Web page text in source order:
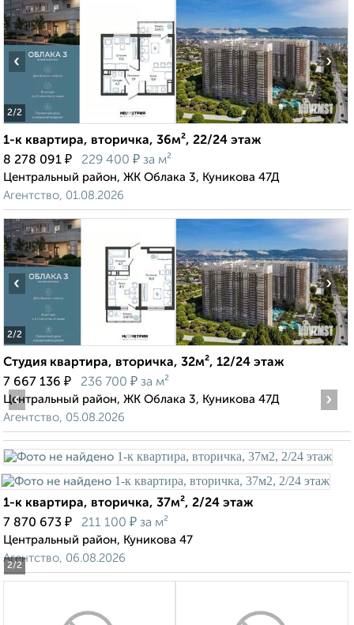
2/2
‹ ›
1-к квартира, вторичка, 36м², 22/24 этаж
8 278 091 ₽ 229 400 ₽ за м²
Центральный район, ЖК Облака 3, Куникова 47Д
Агентство, 01.08.2026
2/2
‹ ›
Студия квартира, вторичка, 32м², 12/24 этаж
7 667 136 ₽ 236 700 ₽ за м²
Центральный район, ЖК Облака 3, Куникова 47Д
Агентство, 05.08.2026
2/2
‹ ›
1-к квартира, вторичка, 37м², 2/24 этаж
7 870 673 ₽ 211 100 ₽ за м²
Центральный район, Куникова 47
Агентство, 06.08.2026